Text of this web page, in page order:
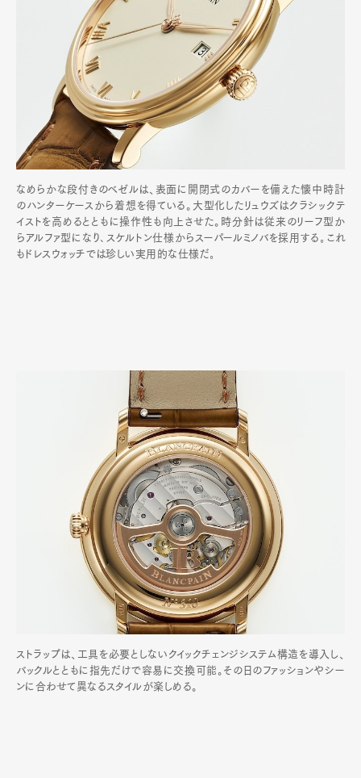
なめらかな段付きのベゼルは、表面に開閉式のカバーを備えた懐中時計
のハンターケースから着想を得ている。大型化したリュウズはクラシックテ
イストを高めるとともに操作性も向上させた。時分針は従来のリーフ型か
らアルファ型になり､スケルトン仕様からスーパールミノバを採用する｡これ
もドレスウォッチでは珍しい実用的な仕様だ｡
ストラップは、工具を必要としないクイックチェンジシステム構造を導入し、
バックルとともに指先だけで容易に交換可能。その日のファッションやシー
ンに合わせて異なるスタイルが楽しめる。